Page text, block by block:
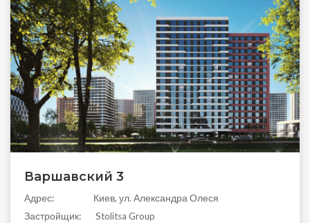
Варшавский 3
Aдрес:
Киев, ул. Александра Олеся
Застройщик:
Stolitsa Group